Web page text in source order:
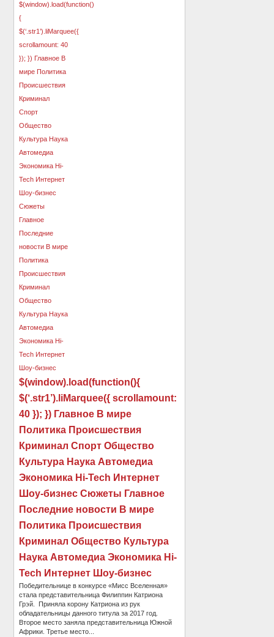
$(window).load(function(){
$(‘.str1’).liMarquee({ scrollamount:
40 }); }) Главное В мире
Политика Происшествия
Криминал Спорт Общество
Культура Наука Автомедиа
Экономика Hi-Tech Интернет
Шоу-бизнес Сюжеты Главное
Последние новости В мире
Политика Происшествия
Криминал Общество Культура
Наука Автомедиа Экономика Hi-
Tech Интернет Шоу-бизнес
Победительнице в конкурсе «Мисс Вселенная»
стала представительница Филиппин Катриона
Грэй. Приняла корону Катриона из рук
обладательницы данного титула за 2017 год.
Второе место заняла представительница Южной
Африки. Третье место...